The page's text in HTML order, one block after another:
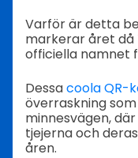
Varför är detta
markerar året då
officiella namnet
Dessacoola QR-
överraskning
minnesvägen,
tjejerna och
åren.